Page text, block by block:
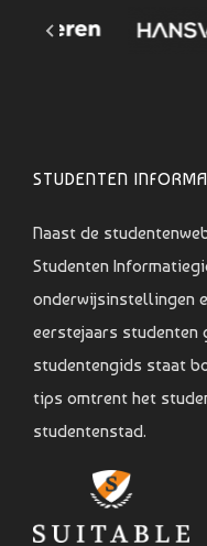
STUDENTEN
Naast de
Studenten
onderwijsinstellingen
eerstejaars studenten
studentengids staat
tips omtrent het
studentenstad.